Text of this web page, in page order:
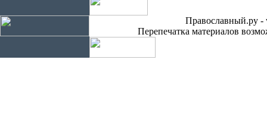
Православный.ру -
Перепечатка материалов